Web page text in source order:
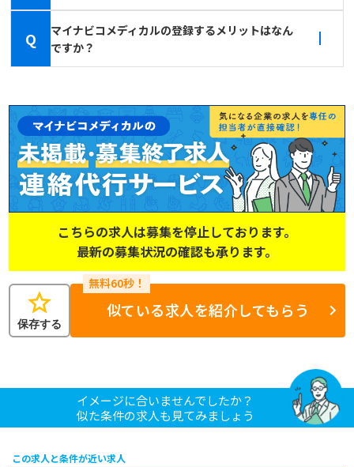
Q
マイナビコメディカルの登録するメリットはなん
ですか？
こちらの求人は募集を停止しております。
最新の募集状況の確認も承ります。
star
保存する
似ている求人を紹介してもらう
イメージに合いませんでしたか？
似た条件の求人も見てみましょう
この求人と条件が近い求人